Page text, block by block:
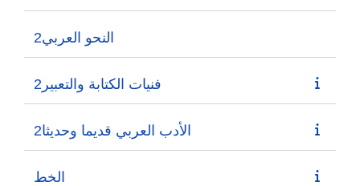
النحو العربي2
فنيات الكتابة والتعبير2
الأدب العربي قديما وحديثا2
الخط